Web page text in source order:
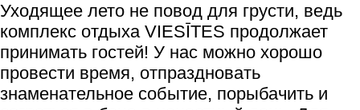
Уходящее лето не повод для грусти, ведь
комплекс отдыха VIESĪTES продолжает
принимать гостей! У нас можно хорошо
провести время, отпраздновать
знаменательное событие, порыбачить и